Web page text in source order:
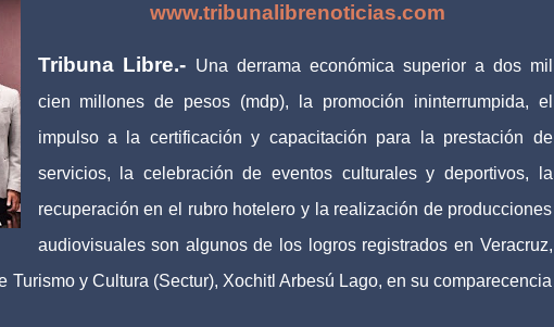
www.tribunalibrenoticias.com
Tribuna Libre.- Una derrama económica superior a dos mil
cien millones de pesos (mdp), la promoción ininterrumpida, el
impulso a la certificación y capacitación para la prestación de
servicios, la celebración de eventos culturales y deportivos, la
recuperación en el rubro hotelero y la realización de producciones
audiovisuales son algunos de los logros registrados en Veracruz,
Turismo y Cultura (Sectur), Xochitl Arbesú Lago, en su comparecencia